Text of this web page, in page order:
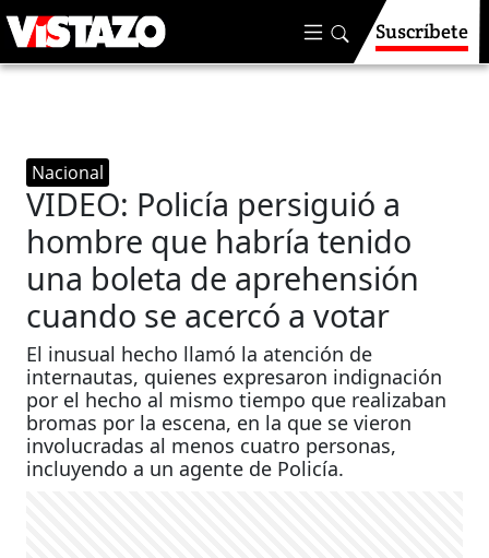
Suscríbete
Nacional
VIDEO: Policía persiguió a
hombre que habría tenido
una boleta de aprehensión
cuando se acercó a votar
El inusual hecho llamó la atención de
internautas, quienes expresaron indignación
por el hecho al mismo tiempo que realizaban
bromas por la escena, en la que se vieron
involucradas al menos cuatro personas,
incluyendo a un agente de Policía.